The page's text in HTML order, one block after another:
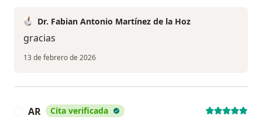
Dr. Fabian Antonio Martínez de la Hoz
gracias
13 de febrero de 2026
AR Cita verificada